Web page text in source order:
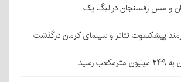
و مس رفسنجان در لیگ یک
پیشکسوت تئاتر و سینمای کرمان درگذشت
رسید